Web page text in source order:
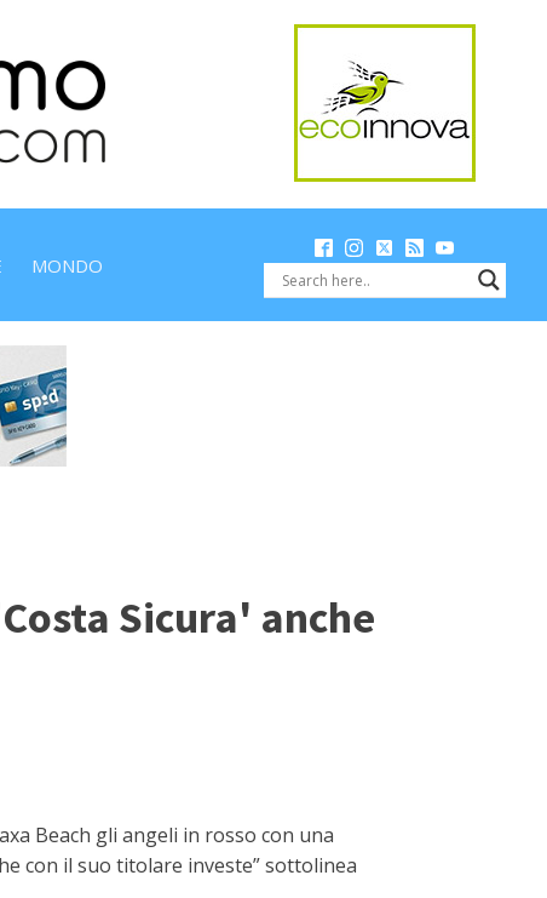
MONDO
Sicura' anche
Beach gli angeli in rosso con una
con il suo titolare investe” sottolinea